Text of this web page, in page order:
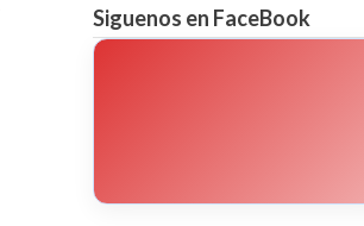
Siguenos en FaceBook